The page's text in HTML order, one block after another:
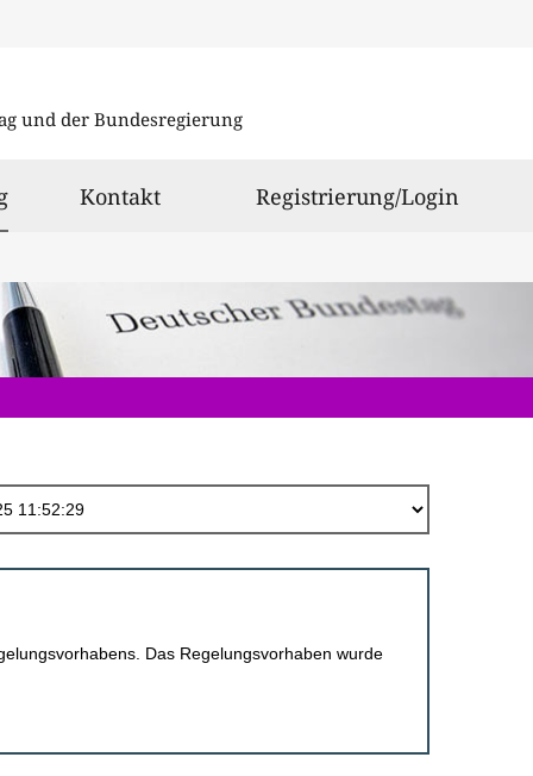
und der Bundesregierung
ausgewählt
Kontakt Registrierung/Login
Das Regelungsvorhaben wurde